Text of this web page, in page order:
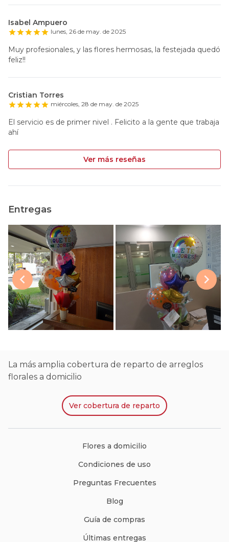
Isabel Ampuero
lunes, 26 de may. de 2025
Muy profesionales, y las flores hermosas, la festejada quedó
feliz!!
Cristian Torres
miércoles, 28 de may. de 2025
El servicio es de primer nivel . Felicito a la gente que trabaja
ahí
Ver más reseñas
Entregas
La más amplia cobertura de reparto de arreglos
florales a domicilio
Ver cobertura de reparto
Flores a domicilio
Condiciones de uso
Preguntas Frecuentes
Blog
Guía de compras
Últimas entregas